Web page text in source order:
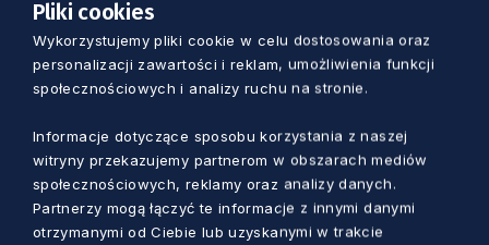
drugie: zarówno gminy górskie, jak i nadmorskie
stanowią jedną Polskę” – czytamy w piśmie.
Pełna treść apelu dostępna jest na stronie
Pliki cookies
Wykorzystujemy pliki cookie w celu dostosowania oraz
personalizacji zawartości i reklam, umożliwienia funkcji
społecznościowych i analizy ruchu na stronie.
Informacje dotyczące sposobu korzystania z naszej
witryny przekazujemy partnerom w obszarach mediów
społecznościowych, reklamy oraz analizy danych.
Partnerzy mogą łączyć te informacje z innymi danymi
otrzymanymi od Ciebie lub uzyskanymi w trakcie